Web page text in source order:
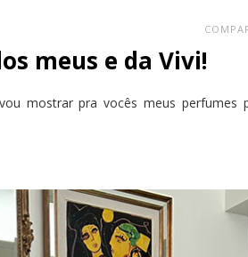
meus e da Vivi!
mostrar pra vocês meus perfumes